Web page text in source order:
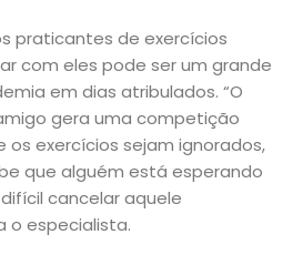
praticantes de exercícios
com eles pode ser um grande
em dias atribulados. “O
gera uma competição
os exercícios sejam ignorados,
que alguém está esperando
cancelar aquele
o especialista.